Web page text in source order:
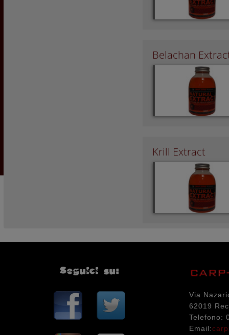
Belachan
Krill Extract
Seguici su:
Via
62019
Telefono:
Email: